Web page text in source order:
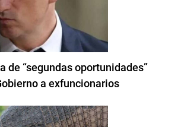
de “segundas oportunidades”
a exfuncionarios